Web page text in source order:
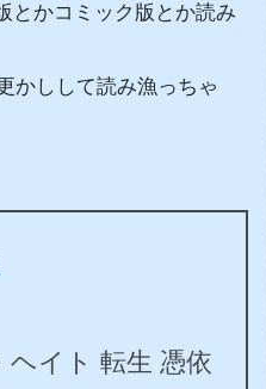
とかコミック版とか読み
かしして読み漁っちゃ
ヘイト 転生 憑依